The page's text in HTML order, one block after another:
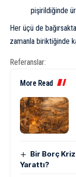
pişirildiğinde
Her üçü de
zamanla biriktiğinde
Referanslar:
More Read
Bir Borç
Yarattı?